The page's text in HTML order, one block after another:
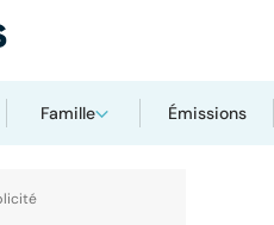
Famille Émissions